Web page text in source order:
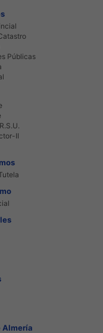
Públicas
II
Almería